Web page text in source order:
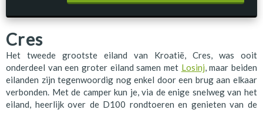
Cres
Het tweede grootste eiland van Kroatië, Cres, was ooit
onderdeel van een groter eiland samen met Losinj, maar beiden
eilanden zijn tegenwoordig nog enkel door een brug aan elkaar
verbonden. Met de camper kun je, via de enige snelweg van het
eiland, heerlijk over de D100 rondtoeren en genieten van de